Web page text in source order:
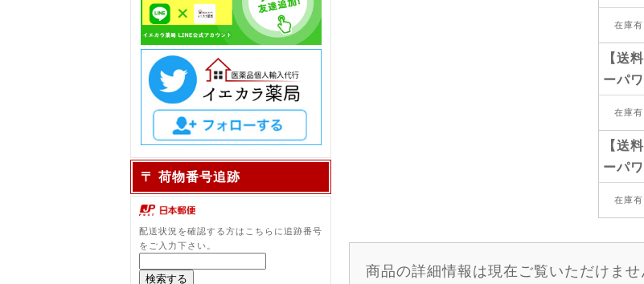
在庫有
【送
ーパ
在庫有
【送
ーパ
在庫有
商品の詳細情報は現在ご覧いただけま
〒 荷物番号追跡
配送状況を確認する方はこちらに追跡番号
をご入力下さい。